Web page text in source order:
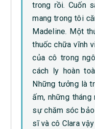
trong rồi. Cuốn
mang trong tôi
Madeline. Một
thuốc chữa vĩnh
của cô trong
cách ly hoàn
Những tưởng là
ấm, những
sự chăm sóc
sĩ và cô Clara